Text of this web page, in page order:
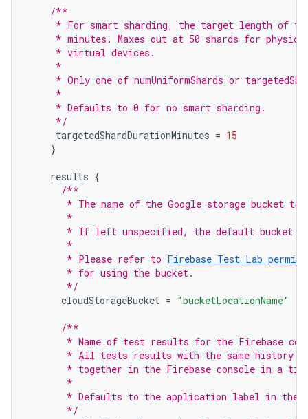
/**
* For smart sharding, the target length of
* minutes. Maxes out at 50 shards for
     * virtual devices.
     *
* Only one of numUniformShards or
     *
     * Defaults to 0 for no smart sharding.
     */
targetedShardDurationMinutes = 15
}
results {
/**
* The name of the Google storage bucket to
       *
* If left unspecified, the default bucket
       *
       * Please refer to
Firebase Test Lab
       * for using the bucket.
       */
cloudStorageBucket = "bucketLocationName"
/**
* Name of test results for the Firebase
* All tests results with the same history
* together in the Firebase console in a
       *
* Defaults to the application label in the
       */